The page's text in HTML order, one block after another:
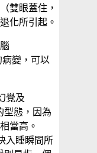
雙眼蓋住，
化所引起。
病變，可以
覺及
型態，因為
當高。
入睡瞬間所